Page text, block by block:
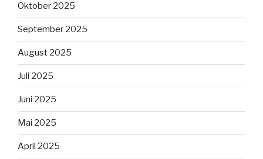
Oktober 2025
September 2025
August 2025
Juli 2025
Juni 2025
Mai 2025
April 2025